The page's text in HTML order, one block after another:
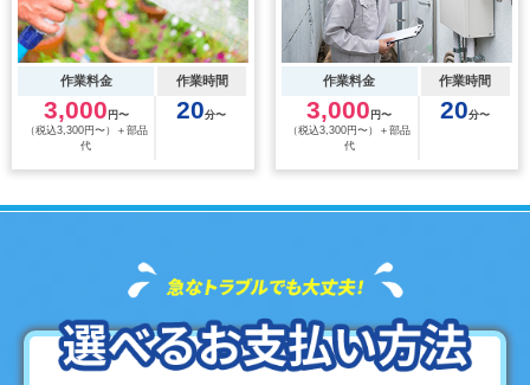
作業料金 作業時間
3,000 円〜
（税込3,300円〜）＋部品
代
20分〜
作業料金 作業時間
3,000 円〜
（税込3,300円〜）＋部品
代
20分〜